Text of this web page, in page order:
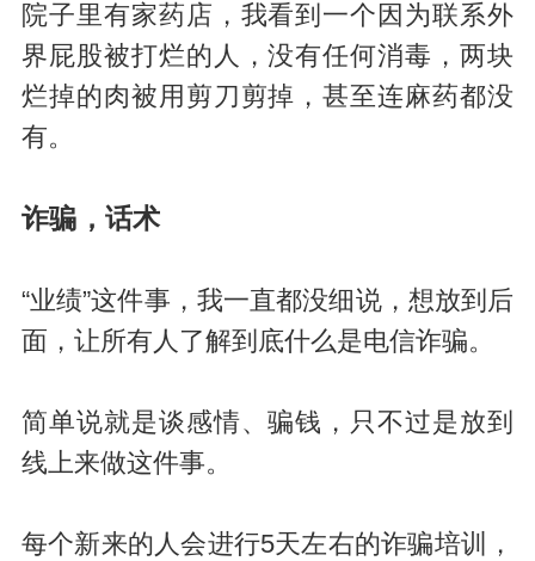
院子里有家药店，我看到一个因为联系外
界屁股被打烂的人，没有任何消毒，两块
烂掉的肉被用剪刀剪掉，甚至连麻药都没
有。
诈骗，话术
“业绩”这件事，我一直都没细说，想放到后
面，让所有人了解到底什么是电信诈骗。
简单说就是谈感情、骗钱，只不过是放到
线上来做这件事。
每个新来的人会进行5天左右的诈骗培训，